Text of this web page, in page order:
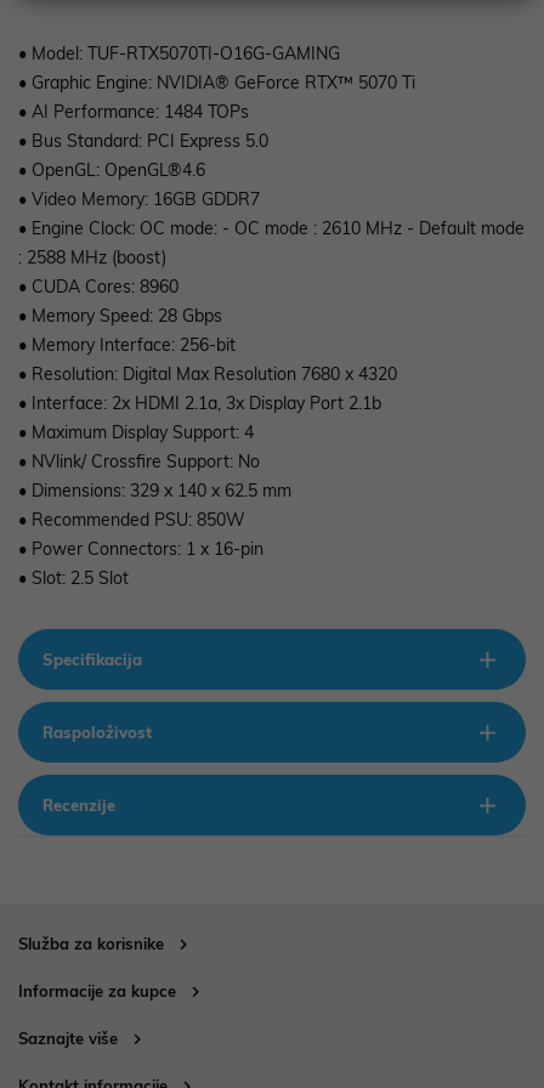
• Model: TUF-RTX5070TI-O16G-GAMING
• Graphic Engine: NVIDIA® GeForce RTX™ 5070 Ti
• AI Performance: 1484 TOPs
• Bus Standard: PCI Express 5.0
• OpenGL: OpenGL®4.6
• Video Memory: 16GB GDDR7
• Engine Clock: OC mode: - OC mode : 2610 MHz - Default mode
: 2588 MHz (boost)
• CUDA Cores: 8960
• Memory Speed: 28 Gbps
• Memory Interface: 256-bit
• Resolution: Digital Max Resolution 7680 x 4320
• Interface: 2x HDMI 2.1a, 3x Display Port 2.1b
• Maximum Display Support: 4
• NVlink/ Crossfire Support: No
• Dimensions: 329 x 140 x 62.5 mm
• Recommended PSU: 850W
• Power Connectors: 1 x 16-pin
• Slot: 2.5 Slot
Specifikacija
Raspoloživost
Recenzije
Služba za korisnike
Informacije za kupce
Saznajte više